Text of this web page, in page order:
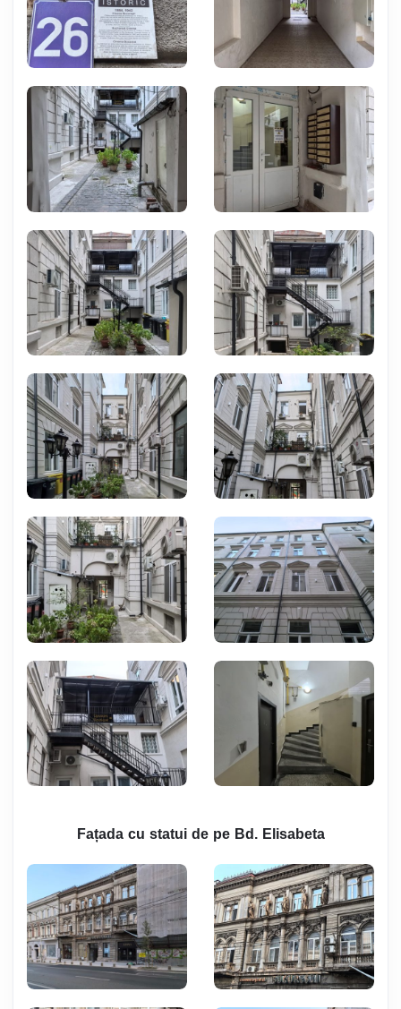
Fațada cu statui de pe Bd. Elisabeta